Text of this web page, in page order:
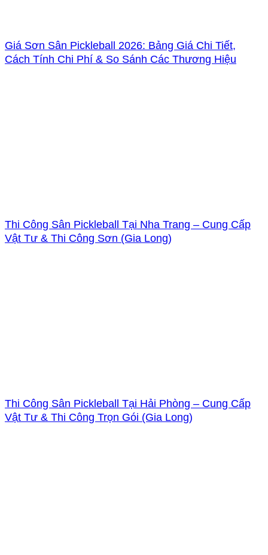
Giá Sơn Sân Pickleball 2026: Bảng Giá Chi Tiết,
Cách Tính Chi Phí & So Sánh Các Thương Hiệu
Thi Công Sân Pickleball Tại Nha Trang – Cung Cấp
Vật Tư & Thi Công Sơn (Gia Long)
Thi Công Sân Pickleball Tại Hải Phòng – Cung Cấp
Vật Tư & Thi Công Trọn Gói (Gia Long)